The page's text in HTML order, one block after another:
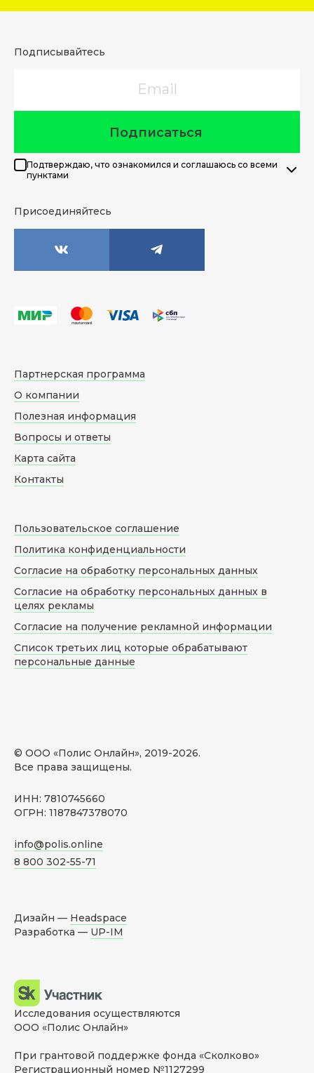
Подписывайтесь
Подписаться
Подтверждаю, что ознакомился и соглашаюсь со всеми
пунктами
Присоединяйтесь
© ООО «Полис Онлайн», 2019-2026.
Все права защищены.
ИНН: 7810745660
ОГРН: 1187847378070
info@polis.online
8 800 302-55-71
Партнерская программа
О компании
Полезная информация
Вопросы и ответы
Карта сайта
Контакты
Пользовательское соглашение
Политика конфиденциальности
Согласие на обработку персональных данных
Согласие на обработку персональных данных в
целях рекламы
Согласие на получение рекламной информации
Список третьих лиц которые обрабатывают
персональные данные
Дизайн — Headspace
Разработка — UP-IM
Исследования осуществляются
ООО «Полис Онлайн»
При грантовой поддержке фонда «Сколково»
Регистрационный номер №1127299